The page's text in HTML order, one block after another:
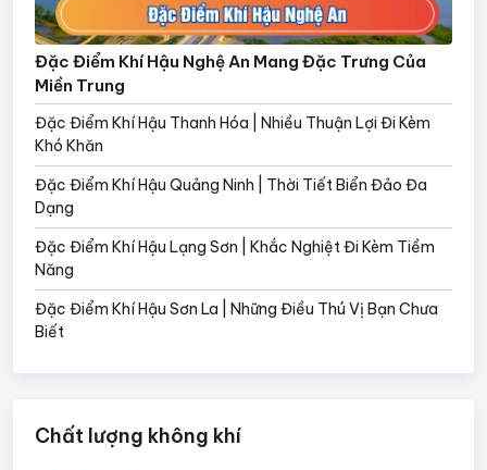
Đặc Điểm Khí Hậu Nghệ An Mang Đặc Trưng Của
Miền Trung
Đặc Điểm Khí Hậu Thanh Hóa | Nhiều Thuận Lợi Đi Kèm
Khó Khăn
Đặc Điểm Khí Hậu Quảng Ninh | Thời Tiết Biển Đảo Đa
Dạng
Đặc Điểm Khí Hậu Lạng Sơn | Khắc Nghiệt Đi Kèm Tiềm
Năng
Đặc Điểm Khí Hậu Sơn La | Những Điều Thú Vị Bạn Chưa
Biết
Chất lượng không khí